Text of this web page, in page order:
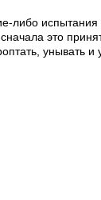
либо испытания
это
унывать и